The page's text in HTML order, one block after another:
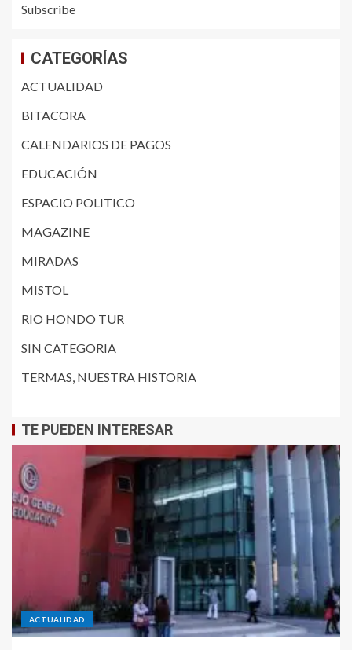
Subscribe
CATEGORÍAS
ACTUALIDAD
BITACORA
CALENDARIOS DE PAGOS
EDUCACIÓN
ESPACIO POLITICO
MAGAZINE
MIRADAS
MISTOL
RIO HONDO TUR
SIN CATEGORIA
TERMAS, NUESTRA HISTORIA
TE PUEDEN INTERESAR
ACTUALIDAD